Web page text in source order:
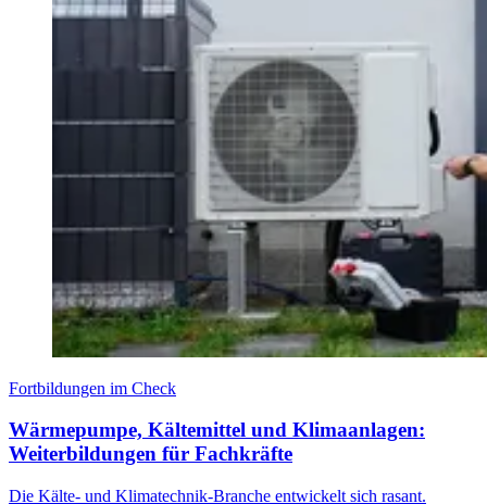
Fortbildungen im Check
Wärmepumpe, Kältemittel und Klimaanlagen:
Weiterbildungen für Fachkräfte
Die Kälte- und Klimatechnik-Branche entwickelt sich rasant.